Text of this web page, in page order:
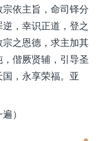
依主旨，命司铎分
，幸识正道，登之
之恩德，求主加其
偕厥贤辅，引导圣
，永享荣福。亚
）